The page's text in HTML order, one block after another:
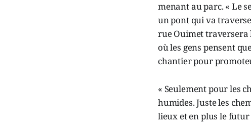
menant au parc. « Le
un pont qui va
rue Ouimet traversera
où les gens pensent
chantier pour
« Seulement pour les
humides. Juste les
lieux et en plus le